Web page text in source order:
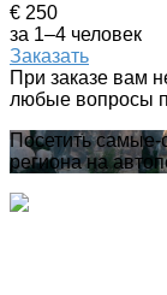
€ 250
за 1–4 человек
Заказать
При заказе вам
любые вопросы
Посетить самые-
региона на